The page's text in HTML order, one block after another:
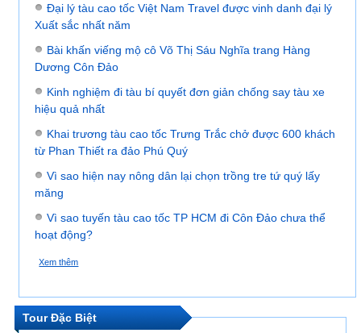
Đại lý tàu cao tốc Việt Nam Travel được vinh danh đại lý
Xuất sắc nhất năm
Bài khấn viếng mộ cô Võ Thị Sáu Nghĩa trang Hàng
Dương Côn Đảo
Kinh nghiệm đi tàu bí quyết đơn giản chống say tàu xe
hiệu quả nhất
Khai trương tàu cao tốc Trưng Trắc chở được 600 khách
từ Phan Thiết ra đảo Phú Quý
Vì sao hiện nay nông dân lại chọn trồng tre tứ quý lấy
măng
Vì sao tuyến tàu cao tốc TP HCM đi Côn Đảo chưa thể
hoạt động?
Xem thêm
Tour Đặc Biệt
ĐẶT VÉ TÀU CAO TỐC 5 SAO EXPRESS VŨNG